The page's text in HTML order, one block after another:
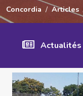
Concordia Articles
Actualités